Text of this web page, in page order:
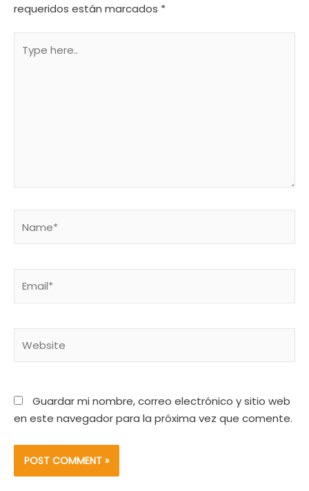
requeridos están marcados *
here..
Guardar mi nombre, correo electrónico y sitio web
en este navegador para la próxima vez que comente.